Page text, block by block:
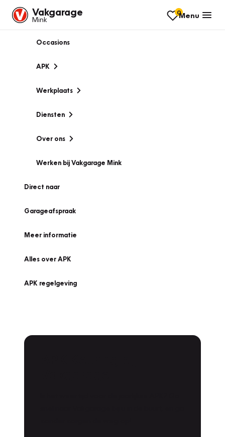
Vakgarage
Mink
0Menu
Occasions
APK
Werkplaats
Diensten
Over ons
Werken bij Vakgarage Mink
Direct naar
Garageafspraak
Meer informatie
Alles over APK
APK regelgeving